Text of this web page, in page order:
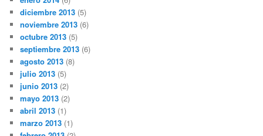
diciembre 2013 (5)
noviembre 2013 (6)
octubre 2013 (5)
septiembre 2013 (6)
agosto 2013 (8)
julio 2013 (5)
junio 2013 (2)
mayo 2013 (2)
abril 2013 (1)
marzo 2013 (1)